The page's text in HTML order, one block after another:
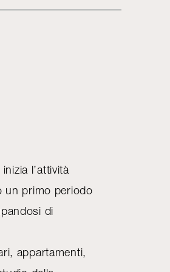
l’attività
un primo periodo
di
appartamenti,